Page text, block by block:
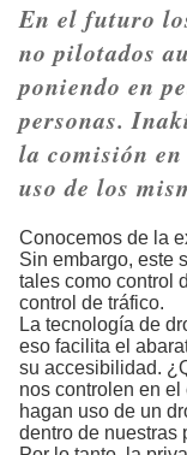
En el futuro
no pilotados
poniendo en
personas.
la comisión
uso de los
Conocemos de la
Sin embargo, este
tales como control
control de tráfico.
La tecnología de
eso facilita el
su accesibilidad.
nos controlen en
hagan uso de un
dentro de nuestras